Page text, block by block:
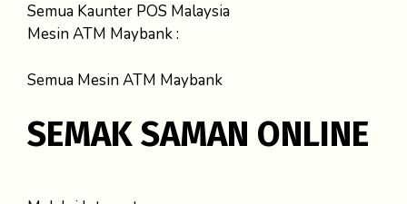
Semua Kaunter POS Malaysia
Mesin ATM Maybank :
Semua Mesin ATM Maybank
SEMAK SAMAN ONLINE